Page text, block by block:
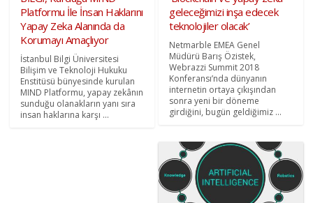
Platformu İle İnsan Haklarını
Yapay Zeka Alanında da
Korumayı Amaçlıyor
İstanbul Bilgi Üniversitesi
Bilişim ve Teknoloji Hukuku
Enstitüsü bünyesinde kurulan
MIND Platformu, yapay zekânın
sunduğu olanakların yanı sıra
insan haklarına karşı ...
geleceğimizi inşa edecek
teknolojiler olacak’
Netmarble EMEA Genel
Müdürü Barış Özistek,
Webrazzi Summit 2018
Konferansı’nda dünyanın
internetin ortaya çıkışından
sonra yeni bir döneme
girdiğini, bugün geldiğimiz ...